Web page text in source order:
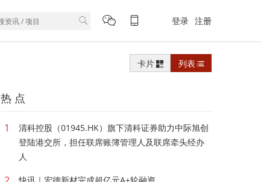
登录 注册
卡片 列表
热 点
1
清科控股（01945.HK）旗下清科证券助力中际旭创
登陆港交所，担任联席账簿管理人及联席牵头经办
人